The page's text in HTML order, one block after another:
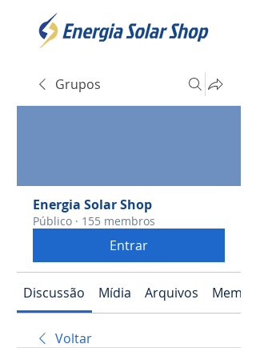
Grupos
Energia Solar Shop
Público · 155 membros
Entrar
Discussão Mídia Arquivos
Voltar